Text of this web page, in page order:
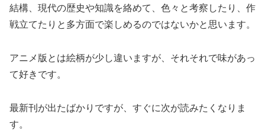
結構、現代の歴史や知識を絡めて、色々と考察したり、作
戦立てたりと多方面で楽しめるのではないかと思います。
アニメ版とは絵柄が少し違いますが、それそれで味があっ
て好きです。
最新刊が出たばかりですが、すぐに次が読みたくなりま
す。